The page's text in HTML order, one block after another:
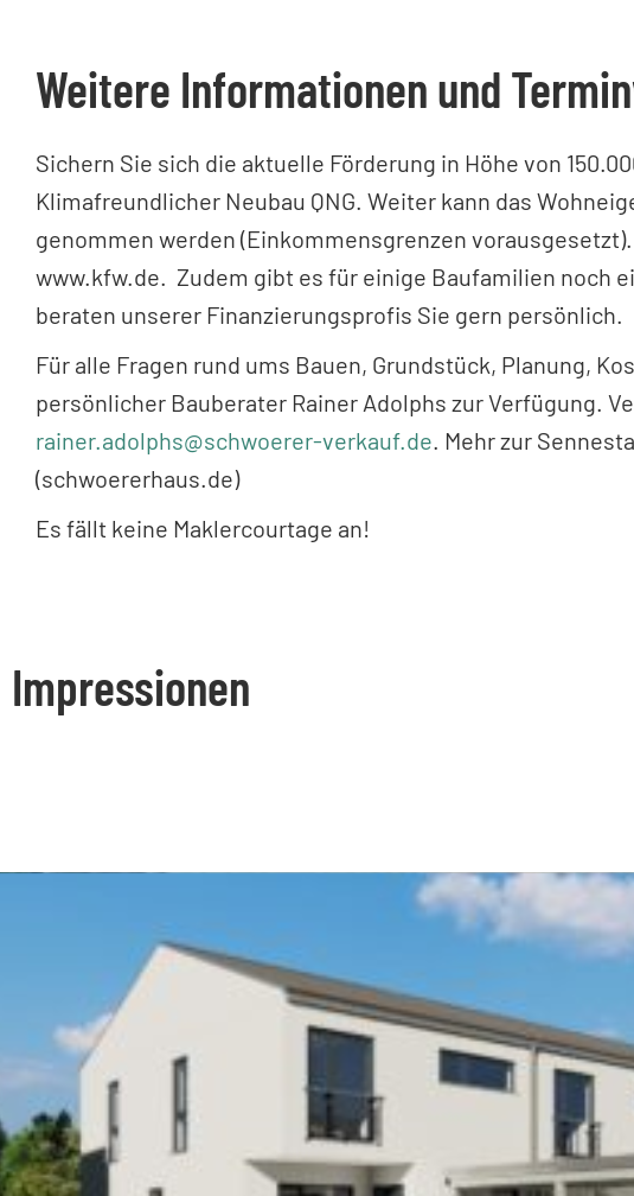
Weitere Informationen und
Sichern Sie sich die aktuelle Förderung in Höhe von
Klimafreundlicher Neubau QNG. Weiter kann das
genommen werden (Einkommensgrenzen
www.kfw.de. Zudem gibt es für einige Baufamilien noch
beraten unserer Finanzierungsprofis Sie gern persönlich.
Für alle Fragen rund ums Bauen, Grundstück, Planung,
persönlicher Bauberater Rainer Adolphs zur Verfügung.
rainer.adolphs@schwoerer-verkauf.de . Mehr zur
(schwoererhaus.de)
Es fällt keine Maklercourtage an!
Impressionen